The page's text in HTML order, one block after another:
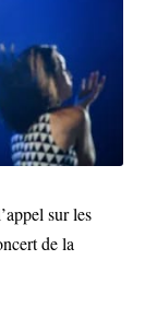
sur les
de la